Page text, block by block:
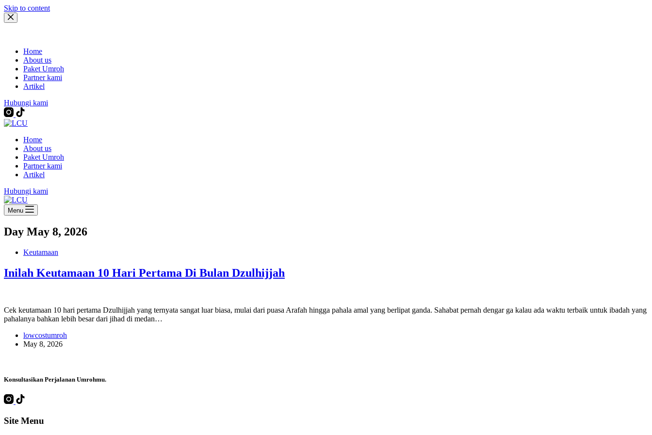
Skip to content
Home
About us
Paket Umroh
Partner kami
Artikel
Hubungi kami
Home
About us
Paket Umroh
Partner kami
Artikel
Hubungi kami
Menu
Day May 8, 2026
Keutamaan
Inilah Keutamaan 10 Hari Pertama Di Bulan Dzulhijjah
Cek keutamaan 10 hari pertama Dzulhijjah yang ternyata sangat luar biasa, mulai dari puasa Arafah hingga pahala amal yang berlipat ganda. Sahabat pernah dengar ga kalau ada waktu terbaik untuk ibadah yang
pahalanya bahkan lebih besar dari jihad di medan…
lowcostumroh
May 8, 2026
Konsultasikan Perjalanan Umrohmu.
Site Menu